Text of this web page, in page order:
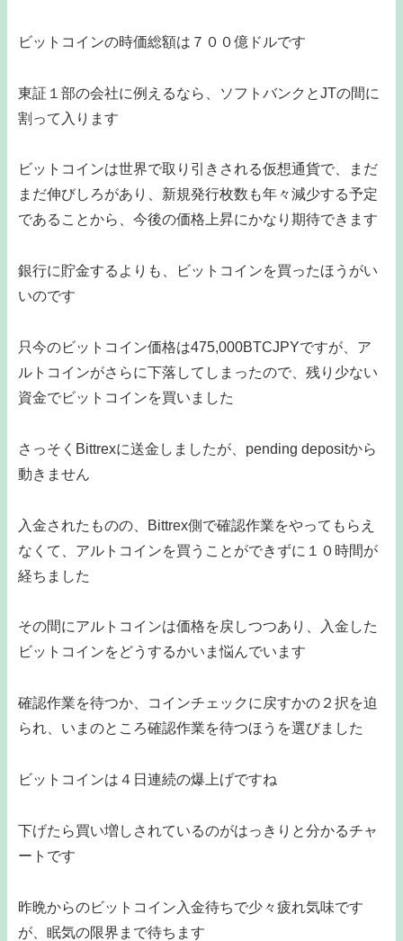
ビットコインの時価総額は７００億ドルです
東証１部の会社に例えるなら、ソフトバンクとJTの間に
割って入ります
ビットコインは世界で取り引きされる仮想通貨で、まだ
まだ伸びしろがあり、新規発行枚数も年々減少する予定
であることから、今後の価格上昇にかなり期待できます
銀行に貯金するよりも、ビットコインを買ったほうがい
いのです
只今のビットコイン価格は475,000BTCJPYですが、ア
ルトコインがさらに下落してしまったので、残り少ない
資金でビットコインを買いました
さっそくBittrexに送金しましたが、pending depositから
動きません
入金されたものの、Bittrex側で確認作業をやってもらえ
なくて、アルトコインを買うことができずに１０時間が
経ちました
その間にアルトコインは価格を戻しつつあり、入金した
ビットコインをどうするかいま悩んでいます
確認作業を待つか、コインチェックに戻すかの２択を迫
られ、いまのところ確認作業を待つほうを選びました
ビットコインは４日連続の爆上げですね
下げたら買い増しされているのがはっきりと分かるチャ
ートです
昨晩からのビットコイン入金待ちで少々疲れ気味です
が、眠気の限界まで待ちます